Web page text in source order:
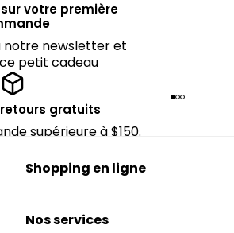
votre première
notre newsletter et
petit cadeau
gratuits
supérieure à $150.
Shopping en ligne
Nos services